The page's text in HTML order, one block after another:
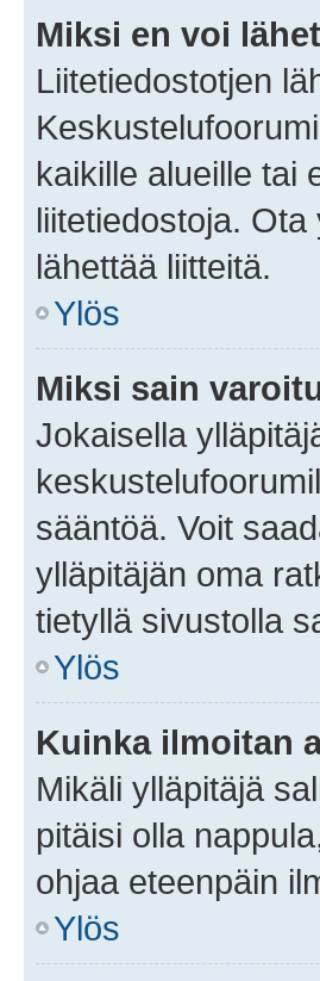
Miksi en voi
Liitetiedostotjen
kaikille alueille tai
liitetiedostoja.
lähettää liitteitä.
Ylös
Miksi sain
Jokaisella
sääntöä. Voit
ylläpitäjän oma
tietyllä sivustolla
Ylös
Kuinka ilmoitan
Mikäli ylläpitäjä
pitäisi olla
ohjaa eteenpäin
Ylös